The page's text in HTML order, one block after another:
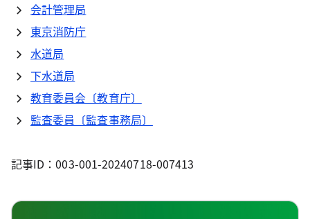
会計管理局
東京消防庁
水道局
下水道局
教育委員会〔教育庁〕
監査委員〔監査事務局〕
記事ID：003-001-20240718-007413